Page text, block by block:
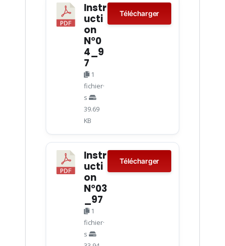
Instr
ucti
on
N°0
4_9
7
1
fichier·
s
39.69
KB
Télécharger
Instr
ucti
on
N°03
_97
1
fichier·
s
Télécharger